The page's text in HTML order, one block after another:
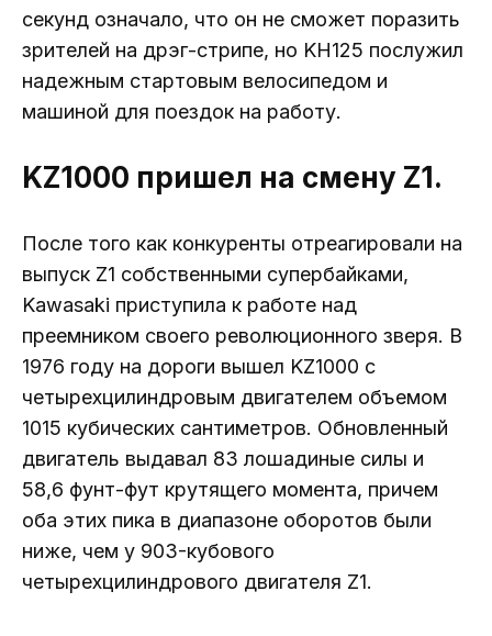
секунд означало, что он не сможет поразить
зрителей на дрэг-стрипе, но KH125 послужил
надежным стартовым велосипедом и
машиной для поездок на работу.
KZ1000 пришел на смену Z1.
После того как конкуренты отреагировали на
выпуск Z1 собственными супербайками,
Kawasaki приступила к работе над
преемником своего революционного зверя. В
1976 году на дороги вышел KZ1000 с
четырехцилиндровым двигателем объемом
1015 кубических сантиметров. Обновленный
двигатель выдавал 83 лошадиные силы и
58,6 фунт-фут крутящего момента, причем
оба этих пика в диапазоне оборотов были
ниже, чем у 903-кубового
четырехцилиндрового двигателя Z1.